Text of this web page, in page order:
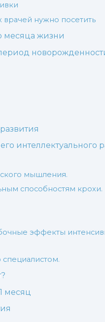
нужно посетить
месяца жизни
интеллектуального
мышления.
способностям крохи.
эффекты
специалистом.
месяц